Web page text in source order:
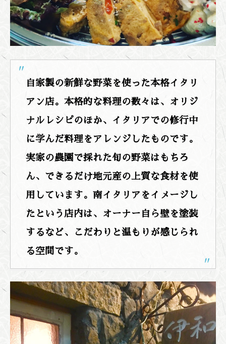
自家製の新鮮な野菜を使った本格イタリ
アン店。本格的な料理の数々は、オリジ
ナルレシピのほか、イタリアでの修行中
に学んだ料理をアレンジしたものです。
実家の農園で採れた旬の野菜はもちろ
ん、できるだけ地元産の上質な食材を使
用しています。南イタリアをイメージし
たという店内は、オーナー自ら壁を塗装
するなど、こだわりと温もりが感じられ
る空間です。